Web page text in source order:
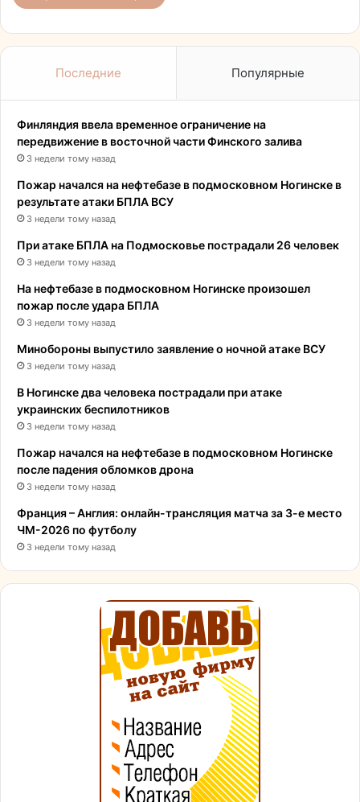
Последние Популярные
Финляндия ввела временное ограничение на
передвижение в восточной части Финского залива
3 недели тому назад
Пожар начался на нефтебазе в подмосковном Ногинске в
результате атаки БПЛА ВСУ
3 недели тому назад
При атаке БПЛА на Подмосковье пострадали 26 человек
3 недели тому назад
На нефтебазе в подмосковном Ногинске произошел
пожар после удара БПЛА
3 недели тому назад
Минобороны выпустило заявление о ночной атаке ВСУ
3 недели тому назад
В Ногинске два человека пострадали при атаке
украинских беспилотников
3 недели тому назад
Пожар начался на нефтебазе в подмосковном Ногинске
после падения обломков дрона
3 недели тому назад
Франция – Англия: онлайн-трансляция матча за 3-е место
ЧМ-2026 по футболу
3 недели тому назад